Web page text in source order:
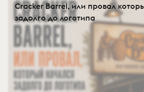
Cracker Barrel, или провал
задолго до логотипа